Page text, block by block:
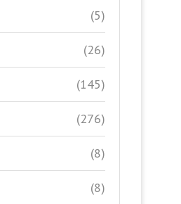
(5)
(26)
(145)
(276)
(8)
(8)